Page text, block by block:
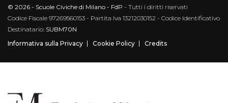
© 2026 - Scuole Civiche di Milano - FdP - Tutti i diritti riservati
Codice Fiscale 97269560153 - Partita Iva 13212030152 - Codice Identificativo
Destinatario: SUBM70N
Informativa sulla Privacy
Cookie Policy Credits